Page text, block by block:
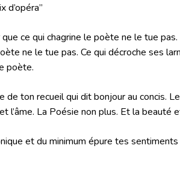
d’opéra”
ce qui chagrine le poète ne le tue
ne le tue pas. Ce qui décroche ses
poète.
de ton recueil qui dit bonjour au concis.
l’âme. La Poésie non plus. Et la beauté
et du minimum épure tes